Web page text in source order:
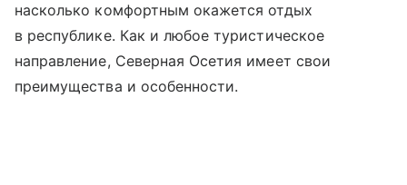
насколько комфортным окажется отдых
в республике. Как и любое туристическое
направление, Северная Осетия имеет свои
преимущества и особенности.